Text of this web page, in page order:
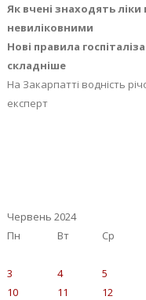
Як вчені знаходять
невиліковними
Нові правила
складніше
На Закарпатті водність
експерт
Червень 2024
Пн
Вт Ср
3
4 5
10
11 12